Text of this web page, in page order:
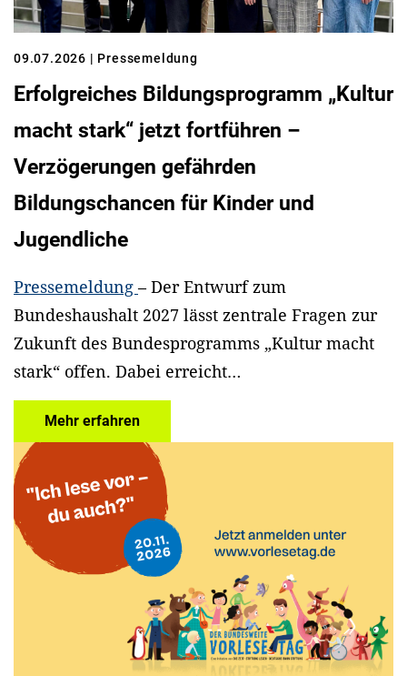
09.07.2026 | Pressemeldung
Erfolgreiches Bildungsprogramm „Kultur
macht stark“ jetzt fortführen –
Verzögerungen gefährden
Bildungschancen für Kinder und
Jugendliche
Pressemeldung– Der Entwurf zum
Bundeshaushalt 2027 lässt zentrale Fragen zur
Zukunft des Bundesprogramms „Kultur macht
stark“ offen. Dabei erreicht…
Mehr erfahren